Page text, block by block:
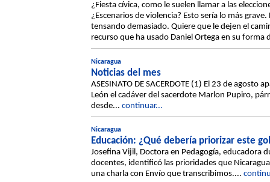
¿Fiesta cívica, como le suelen llamar a las
¿Escenarios de violencia? Esto sería lo más
tensando demasiado. Quiere que le dejen el
recurso que ha usado Daniel Ortega en su
Nicaragua
Noticias del mes
ASESINATO DE SACERDOTE (1) El 23 de
León el cadáver del sacerdote Marlon Pupiro,
desde... continuar...
Nicaragua
Educación: ¿Qué debería priorizar este
Josefina Vijil, Doctora en Pedagogía, educadora
docentes, identificó las prioridades que
una charla con Envío que transcribimos....